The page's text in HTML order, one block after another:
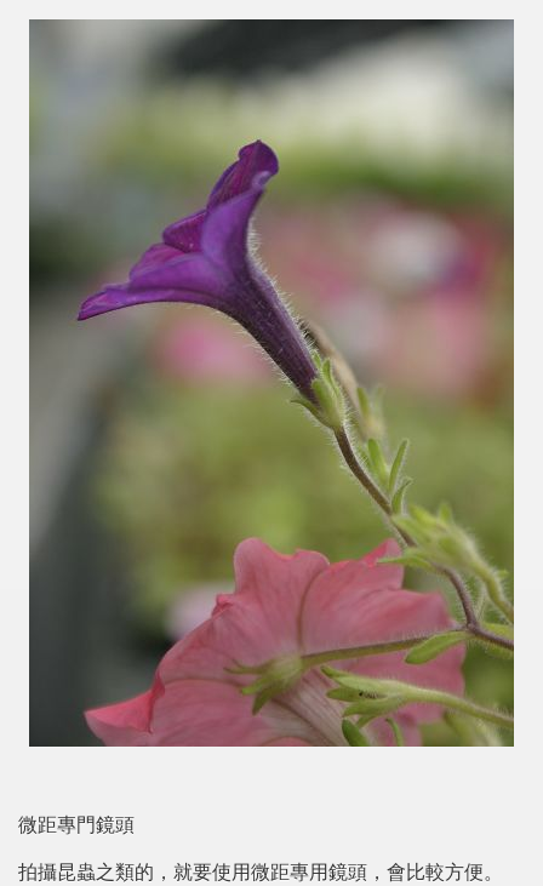
微距專門鏡頭
拍攝昆蟲之類的，就要使用微距專用鏡頭，會比較方便。